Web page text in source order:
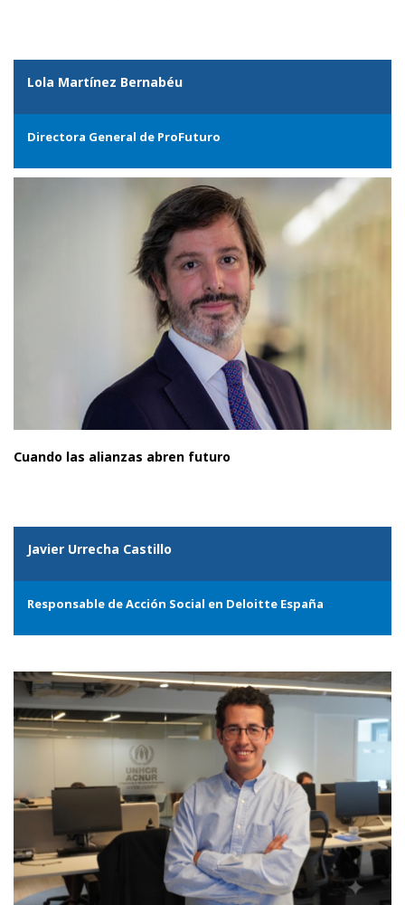
Lola Martínez Bernabéu
Directora General de ProFuturo
Cuando las alianzas abren futuro
Javier Urrecha Castillo
Responsable de Acción Social en Deloitte España